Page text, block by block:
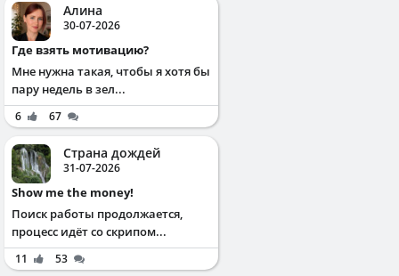
Алина
30-07-2026
Где взять мотивацию?
Мне нужна такая, чтобы я хотя бы
пару недель в зел...
6 67
Страна дождей
31-07-2026
Show me the money!
Поиск работы продолжается,
процесс идёт со скрипом...
11 53